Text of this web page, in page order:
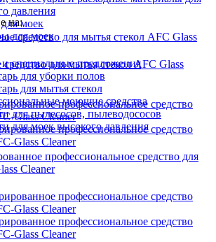
давления
моек
для моек
специальные предложения
для уборки полов
для мытья стекол
моющие средства
для пылесосов, пылеводососов
для моек высокого давления
на:
для мытья стекол AFC Glass
профессиональное средство для
Cleaner